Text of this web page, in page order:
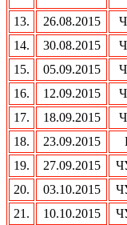
13. 26.08.2015
14.
30.08.2015
15.
05.09.2015
16.
12.09.2015
17.
18.09.2015
18.
23.09.2015
19.
27.09.2015
20.
03.10.2015
21.
10.10.2015